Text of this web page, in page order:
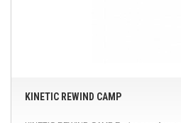
KINETIC REWIND CAMP